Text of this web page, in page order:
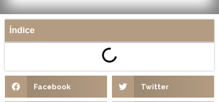
Índice
Facebook Twitter